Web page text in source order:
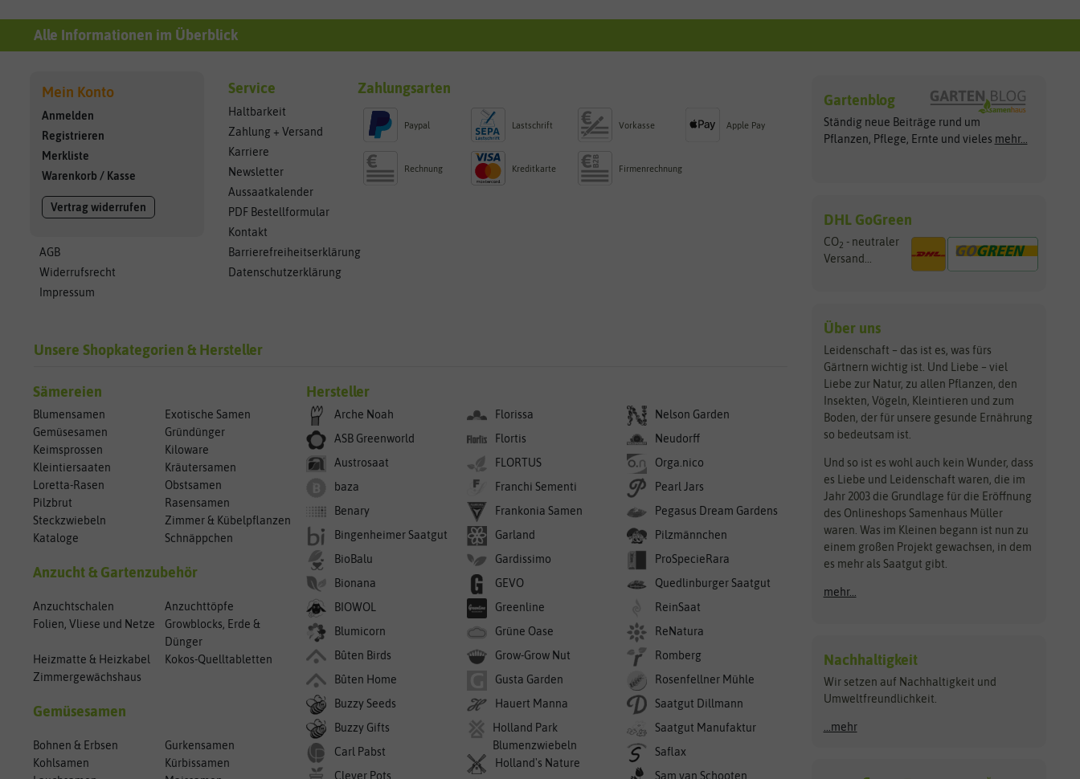
Alle Informationen im Überblick
Mein Konto
Anmelden
Registrieren
Merkliste
Warenkorb / Kasse
Vertrag widerrufen
AGB
Widerrufsrecht
Impressum
Service
Haltbarkeit
Zahlung + Versand
Karriere
Newsletter
Aussaatkalender
PDF Bestellformular
Kontakt
Barrierefreiheitserklärung
Datenschutzerklärung
Zahlungsarten
Paypal Lastschrift Vorkasse Apple Pay
Rechnung Kreditkarte Firmenrechnung
Unsere Shopkategorien & Hersteller
Sämereien
Blumensamen
Exotische Samen
Gemüsesamen
Gründünger
Keimsprossen
Kiloware
Kleintiersaaten
Kräutersamen
Loretta-Rasen
Obstsamen
Pilzbrut
Rasensamen
Steckzwiebeln
Zimmer & Kübelpflanzen
Kataloge
Schnäppchen
Anzucht & Gartenzubehör
Anzuchtschalen
Anzuchttöpfe
Folien, Vliese und Netze
Growblocks, Erde &
Dünger
Heizmatte & Heizkabel
Kokos-Quelltabletten
Zimmergewächshaus
Gemüsesamen
Bohnen & Erbsen
Gurkensamen
Kohlsamen
Kürbissamen
Hersteller
Arche Noah
ASB Greenworld
Austrosaat
baza
Benary
Bingenheimer Saatgut
BioBalu
Bionana
BIOWOL
Blumicorn
Bûten Birds
Bûten Home
Buzzy Seeds
Buzzy Gifts
Carl Pabst
Clever Pots
Florissa
Flortis
FLORTUS
Franchi Sementi
Frankonia Samen
Garland
Gardissimo
GEVO
Greenline
Grüne Oase
Grow-Grow Nut
Gusta Garden
Hauert Manna
Holland Park
Blumenzwiebeln
Holland's Nature
Nelson Garden
Neudorff
Orga.nico
Pearl Jars
Pegasus Dream Gardens
Pilzmännchen
ProSpecieRara
Quedlinburger Saatgut
ReinSaat
ReNatura
Romberg
Rosenfellner Mühle
Saatgut Dillmann
Saatgut Manufaktur
Saflax
Sam van Schooten
Gartenblog
Ständig neue Beiträge rund um
Pflanzen, Pflege, Ernte und vieles mehr...
DHL GoGreen
CO2 - neutraler
Versand...
Über uns
Leidenschaft – das ist es, was fürs
Gärtnern wichtig ist. Und Liebe – viel
Liebe zur Natur, zu allen Pflanzen, den
Insekten, Vögeln, Kleintieren und zum
Boden, der für unsere gesunde Ernährung
so bedeutsam ist.
Und so ist es wohl auch kein Wunder, dass
es Liebe und Leidenschaft waren, die im
Jahr 2003 die Grundlage für die Eröffnung
des Onlineshops Samenhaus Müller
waren. Was im Kleinen begann ist nun zu
einem großen Projekt gewachsen, in dem
es mehr als Saatgut gibt.
mehr...
Nachhaltigkeit
Wir setzen auf Nachhaltigkeit und
Umweltfreundlichkeit.
...mehr